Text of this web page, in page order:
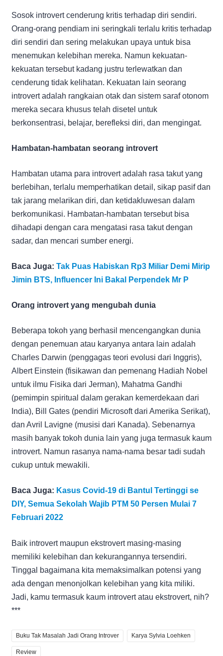
Sosok introvert cenderung kritis terhadap diri sendiri.
Orang-orang pendiam ini seringkali terlalu kritis terhadap
diri sendiri dan sering melakukan upaya untuk bisa
menemukan kelebihan mereka. Namun kekuatan-
kekuatan tersebut kadang justru terlewatkan dan
cenderung tidak kelihatan. Kekuatan lain seorang
introvert adalah rangkaian otak dan sistem saraf otonom
mereka secara khusus telah disetel untuk
berkonsentrasi, belajar, berefleksi diri, dan mengingat.
Hambatan-hambatan seorang introvert
Hambatan utama para introvert adalah rasa takut yang
berlebihan, terlalu memperhatikan detail, sikap pasif dan
tak jarang melarikan diri, dan ketidakluwesan dalam
berkomunikasi. Hambatan-hambatan tersebut bisa
dihadapi dengan cara mengatasi rasa takut dengan
sadar, dan mencari sumber energi.
Baca Juga: Tak Puas Habiskan Rp3 Miliar Demi Mirip
Jimin BTS, Influencer Ini Bakal Perpendek Mr P
Orang introvert yang mengubah dunia
Beberapa tokoh yang berhasil mencengangkan dunia
dengan penemuan atau karyanya antara lain adalah
Charles Darwin (penggagas teori evolusi dari Inggris),
Albert Einstein (fisikawan dan pemenang Hadiah Nobel
untuk ilmu Fisika dari Jerman), Mahatma Gandhi
(pemimpin spiritual dalam gerakan kemerdekaan dari
India), Bill Gates (pendiri Microsoft dari Amerika Serikat),
dan Avril Lavigne (musisi dari Kanada). Sebenarnya
masih banyak tokoh dunia lain yang juga termasuk kaum
introvert. Namun rasanya nama-nama besar tadi sudah
cukup untuk mewakili.
Baca Juga: Kasus Covid-19 di Bantul Tertinggi se
DIY, Semua Sekolah Wajib PTM 50 Persen Mulai 7
Februari 2022
Baik introvert maupun ekstrovert masing-masing
memiliki kelebihan dan kekurangannya tersendiri.
Tinggal bagaimana kita memaksimalkan potensi yang
ada dengan menonjolkan kelebihan yang kita miliki.
Jadi, kamu termasuk kaum introvert atau ekstrovert, nih?
***
Buku Tak Masalah Jadi Orang Introver Karya Sylvia Loehken
Review